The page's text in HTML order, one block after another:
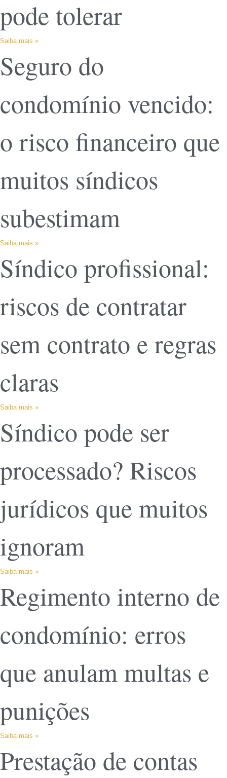
pode tolerar
Saiba mais »
Seguro do
condomínio vencido:
o risco financeiro que
muitos síndicos
subestimam
Saiba mais »
Síndico profissional:
riscos de contratar
sem contrato e regras
claras
Saiba mais »
Síndico pode ser
processado? Riscos
jurídicos que muitos
ignoram
Saiba mais »
Regimento interno de
condomínio: erros
que anulam multas e
punições
Saiba mais »
Prestação de contas